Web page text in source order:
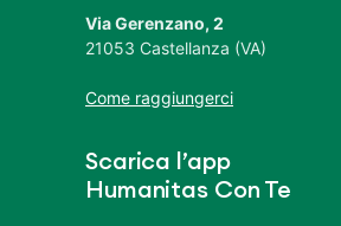
Via Gerenzano, 2
21053 Castellanza (VA)
Come raggiungerci
Scarica l’app
Humanitas Con Te